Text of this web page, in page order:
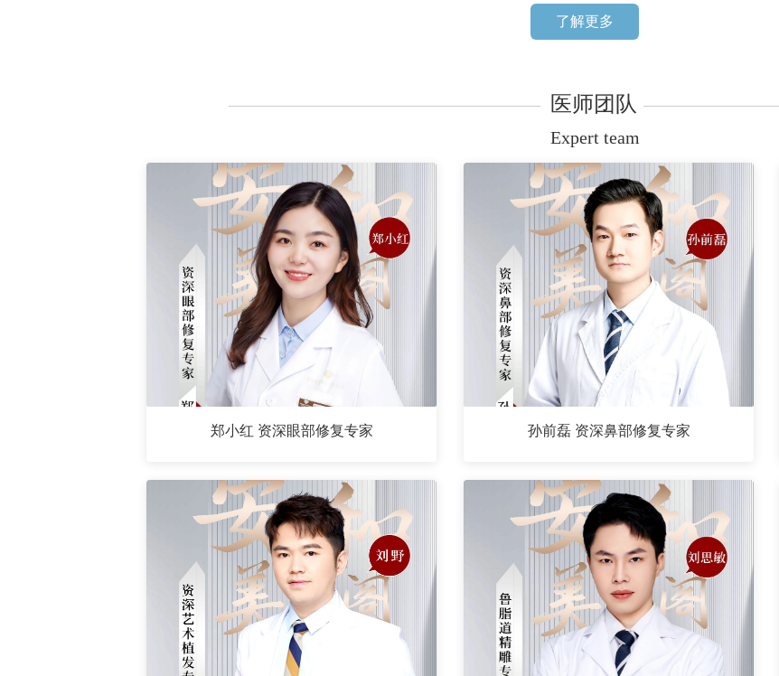
了解更多
医师团队
Expert team
郑小红 资深眼部修复专家 孙前磊 资深鼻部修复专家